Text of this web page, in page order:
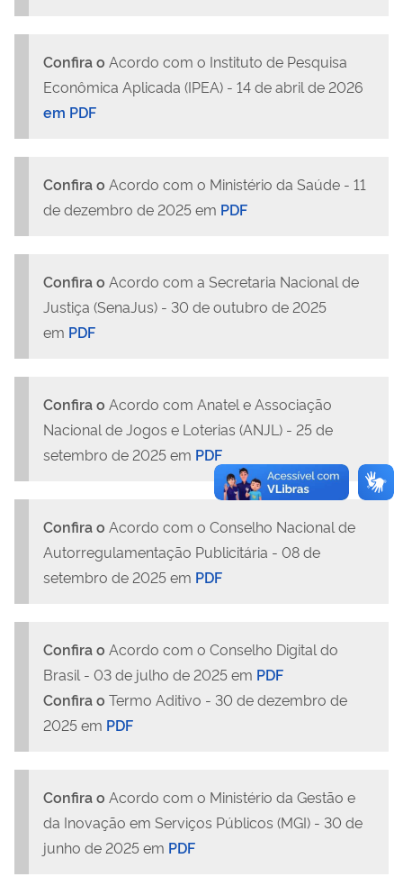
Confira o Acordo com o Instituto de Pesquisa
Econômica Aplicada (IPEA) - 14 de abril de 2026
em PDF
Confira o Acordo com o Ministério da Saúde - 11
de dezembro de 2025 em PDF
Confira o Acordo com a Secretaria Nacional de
Justiça (SenaJus) - 30 de outubro de 2025
em PDF
Confira o Acordo com Anatel e Associação
Nacional de Jogos e Loterias (ANJL) - 25 de
setembro de 2025 em PDF
Confira o Acordo com o Conselho Nacional de
Autorregulamentação Publicitária - 08 de
setembro de 2025 em PDF
Confira o Acordo com o Conselho Digital do
Brasil - 03 de julho de 2025 em PDF
Confira o Termo Aditivo - 30 de dezembro de
2025 em PDF
Confira o Acordo com o Ministério da Gestão e
da Inovação em Serviços Públicos (MGI) - 30 de
junho de 2025 em PDF